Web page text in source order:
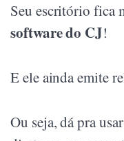
Seu escritório fica
software do CJ!
E ele ainda emite
Ou seja, dá pra